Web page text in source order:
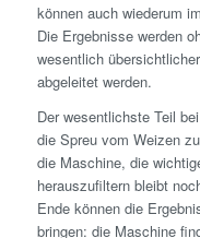
können auch wiederum
Die Ergebnisse werden
wesentlich
abgeleitet werden.
Der wesentlichste Teil
die Spreu vom Weizen
die Maschine, die
herauszufiltern bleibt
Ende können die
bringen: die Maschine